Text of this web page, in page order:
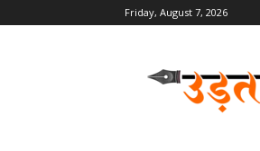
Friday, August 7, 2026